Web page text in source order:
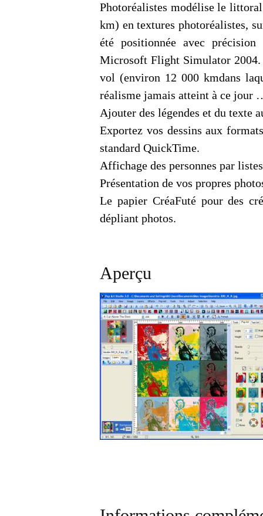
Photoréalistes modélise le
km) en textures photoréalistes,
été positionnée avec
Microsoft Flight Simulator
vol (environ 12 000 kmdans
réalisme jamais atteint à ce jour
Ajouter des légendes et du texte
Exportez vos dessins aux
standard QuickTime.
Affichage des personnes par
Présentation de vos propres
Le papier CréaFuté pour des
dépliant photos.
Aperçu